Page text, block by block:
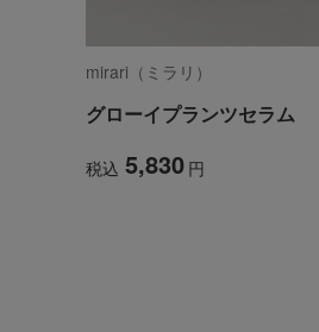
mirari（ミラリ）
グローイプランツセラム
税込 5,830 円